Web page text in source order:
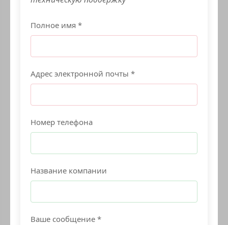
Полное имя *
Адрес электронной почты *
Номер телефона
Название компании
Ваше сообщение *